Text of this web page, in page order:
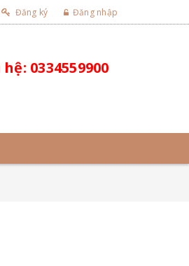
Đăng ký Đăng nhập
0334559900